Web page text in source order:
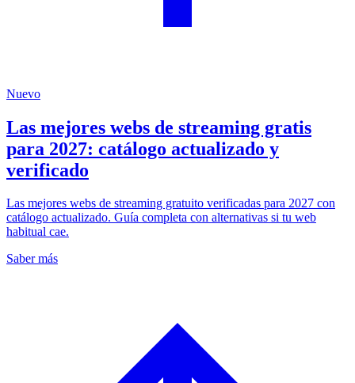
Nuevo
Las mejores webs de streaming gratis
para 2027: catálogo actualizado y
verificado
Las mejores webs de streaming gratuito verificadas para 2027 con
catálogo actualizado. Guía completa con alternativas si tu web
habitual cae.
Saber más